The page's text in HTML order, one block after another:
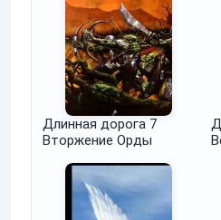
Длинная дорога 7
Вторжение Орды